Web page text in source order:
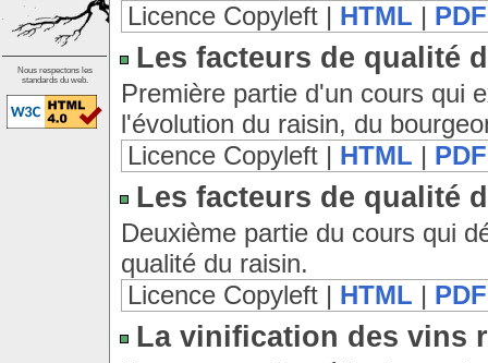
Nous respectons les
standards du web.
Licence Copyleft | HTML | PDF
Les facteurs de qualité
Première partie d'un cours qui
l'évolution du raisin, du
Licence Copyleft | HTML | PDF
Les facteurs de qualité
Deuxième partie du cours qui
qualité du raisin.
Licence Copyleft | HTML | PDF
La vinification des vins